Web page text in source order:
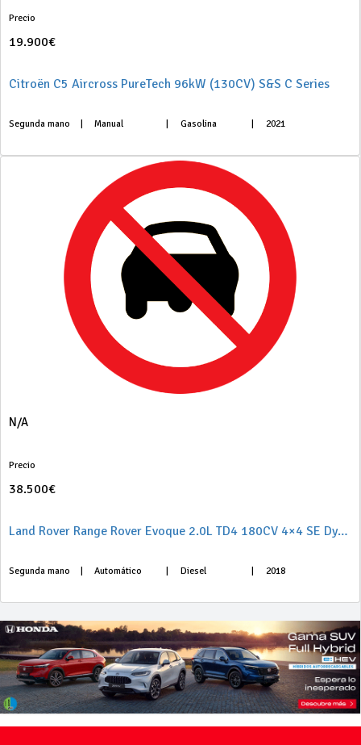
Precio
19.900€
Citroën C5 Aircross PureTech 96kW (130CV) S&S C Series
Segunda mano Manual Gasolina 2021
N/A
Precio
38.500€
Land Rover Range Rover Evoque 2.0L TD4 180CV 4×4 SE Dynamic Auto
Segunda mano Automático Diesel 2018